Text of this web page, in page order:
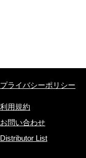
プライバシーポリシー
利用規約
お問い合わせ
Distributor List